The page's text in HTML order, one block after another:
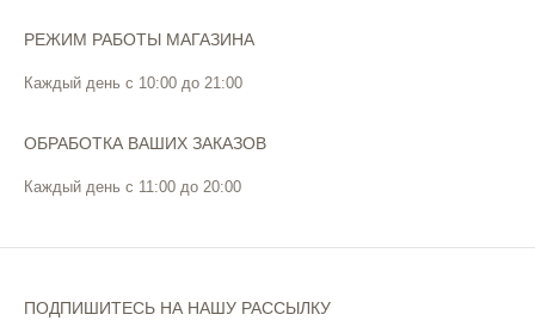
ПОДПИШИТЕСЬ НА НАШУ РАССЫЛКУ
ОБРАБОТКА ВАШИХ ЗАКАЗОВ
Каждый день с 11:00 до 20:00
РЕЖИМ РАБОТЫ МАГАЗИНА
Каждый день с 10:00 до 21:00